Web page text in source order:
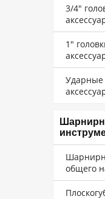
3/4"
1"
Ударные
общего